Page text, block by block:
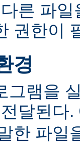
른 파
권한이
경
그램을
달된다
한 파일